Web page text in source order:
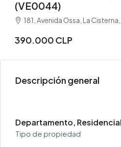
(VE0044)
181, Avenida Ossa, La Cisterna, Provincia de Santiago,
390.000 CLP
Descripción general
Departamento, Residencial
Tipo de propiedad